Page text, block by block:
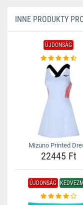
INNE PRODUKTY
ÚJDONSÁG
Mizuno Printed
22445 Ft
ÚJDONSÁG